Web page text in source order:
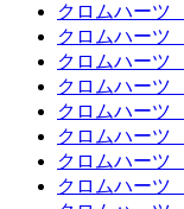
クロムハーツ
クロムハーツ
クロムハーツ
クロムハーツ
クロムハーツ
クロムハーツ
クロムハーツ
クロムハーツ